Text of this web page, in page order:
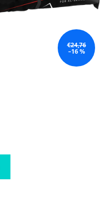
€24,76
–16 %